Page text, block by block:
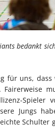
bedankt
für uns,
Fairerweise
Spieler
Jungs
Schulter